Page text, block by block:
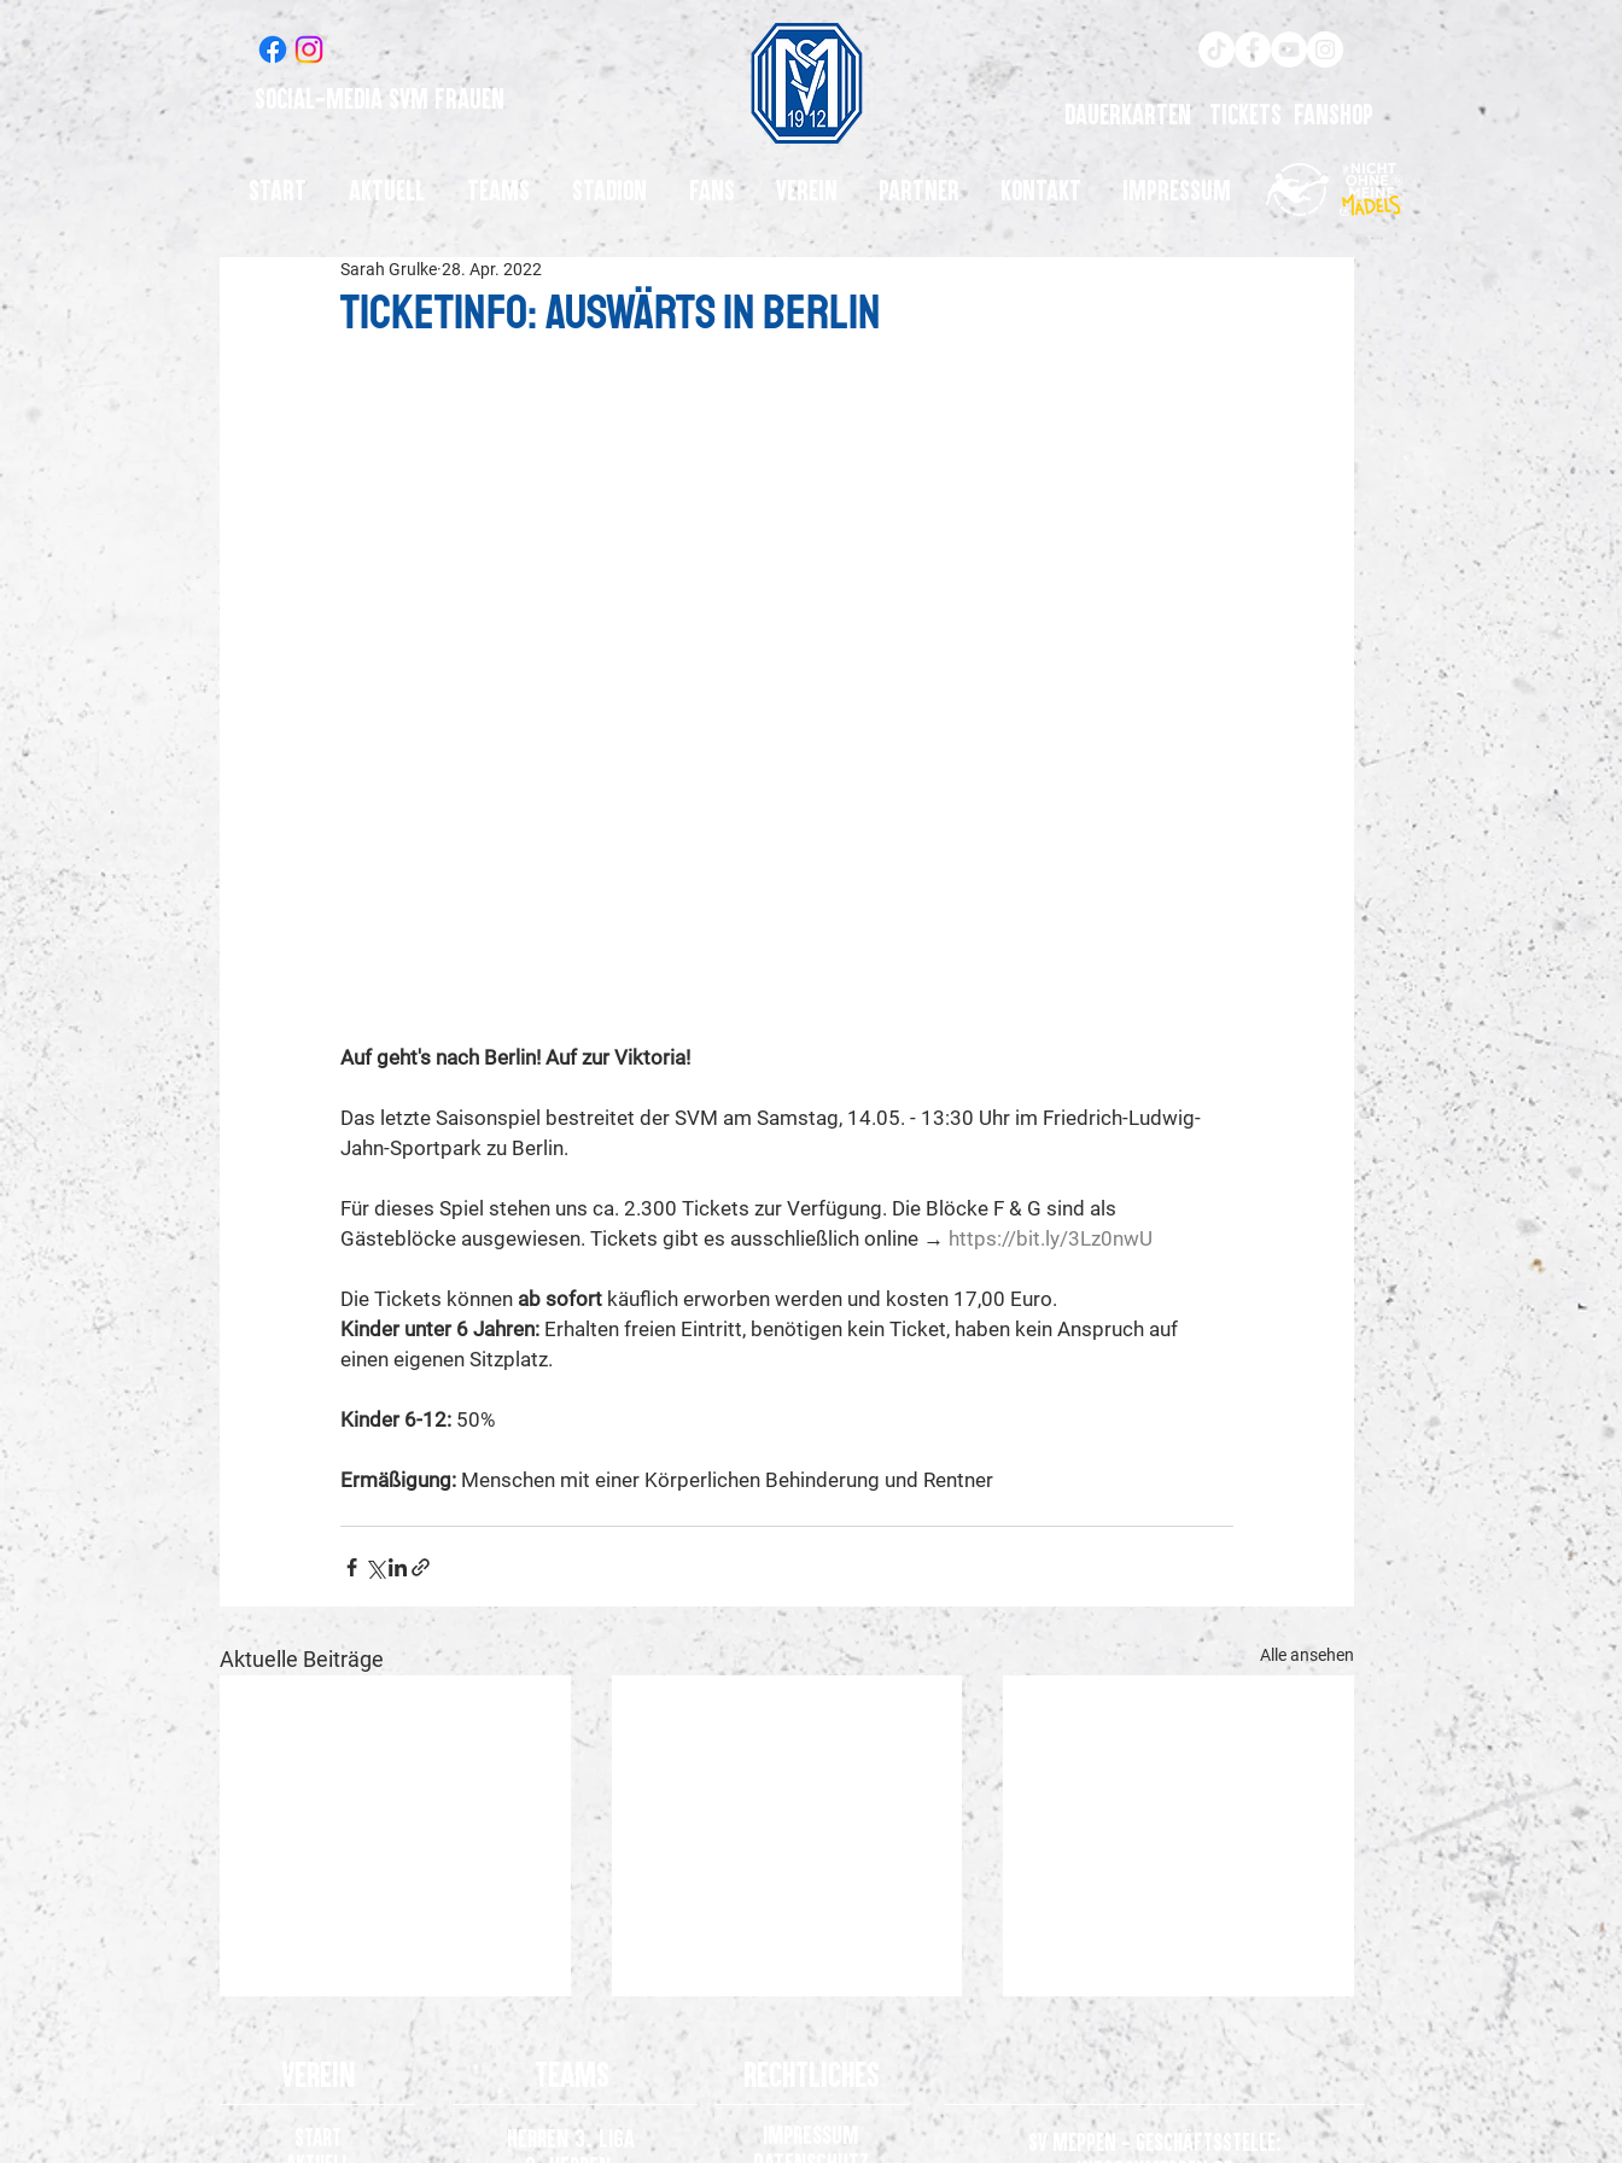
Social-Media SVM Frauen
Start Aktuell Teams Fans Verein Partner Kontakt Impressum
dauerkarten Tickets Fanshop
Ticketinfo: Auswärts in BErlin
Sarah Grulke 28. Apr. 2022
Auf geht's nach Berlin! Auf zur Viktoria!
Das letzte Saisonspiel bestreitet der SVM am Samstag, 14.05. - 13:30 Uhr im Friedrich-Ludwig-
Jahn-Sportpark zu Berlin.
Für dieses Spiel stehen uns ca. 2.300 Tickets zur Verfügung. Die Blöcke F & G sind als
Gästeblöcke ausgewiesen. Tickets gibt es ausschließlich online → https://bit.ly/3Lz0nwU
Die Tickets können ab sofort käuflich erworben werden und kosten 17,00 Euro.
Kinder unter 6 Jahren: Erhalten freien Eintritt, benötigen kein Ticket, haben kein Anspruch auf
einen eigenen Sitzplatz.
Kinder 6-12: 50%
Ermäßigung: Menschen mit einer Körperlichen Behinderung und Rentner
Aktuelle Beiträge Alle ansehen
Verein Teams
Herren 3. Liga
Rechtliches
Impressum
SV Meppen - Geschäftsstelle: